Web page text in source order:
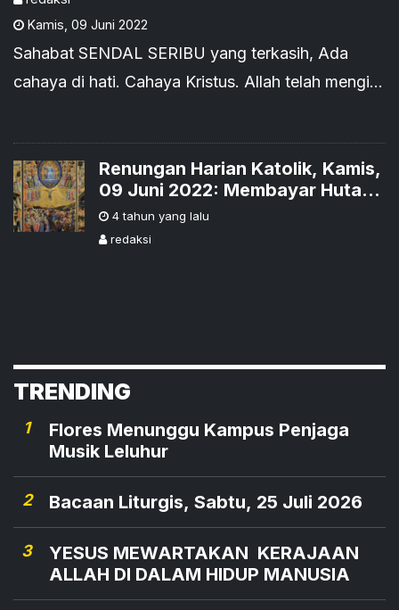
Kamis 09 Juni 2022
Sahabat SENDAL SERIBU yang terkasih, Ada
cahaya di hati. Cahaya Kristus. Allah telah mengisi
untuk menunjukkan cahaya KASIH ALLAH yang
telah bercahaya di dalam hati kita kepada sesama.
Renungan Harian Katolik, Kamis,
09 Juni 2022: Membayar Hutang
Sampai Lunas
4 tahun yang lalu
redaksi
TRENDING
1
Flores Menunggu Kampus Penjaga
Musik Leluhur
2 Bacaan Liturgis, Sabtu, 25 Juli 2026
3
YESUS MEWARTAKAN KERAJAAN
ALLAH DI DALAM HIDUP MANUSIA